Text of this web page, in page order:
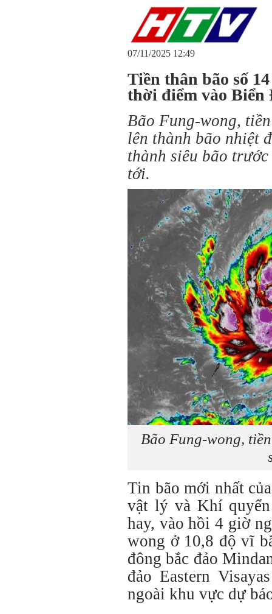
07/11/2025 12:49
Tiền thân bão số
thời điểm vào Biển
Bão Fung-wong,
lên thành bão nhiệt
thành siêu bão
tới.
Bão Fung-wong,
Tin bão mới nhất
vật lý và Khí
hay, vào hồi 4 giờ
wong ở 10,8 độ vĩ
đông bắc đảo
đảo Eastern
ngoài khu vực dự